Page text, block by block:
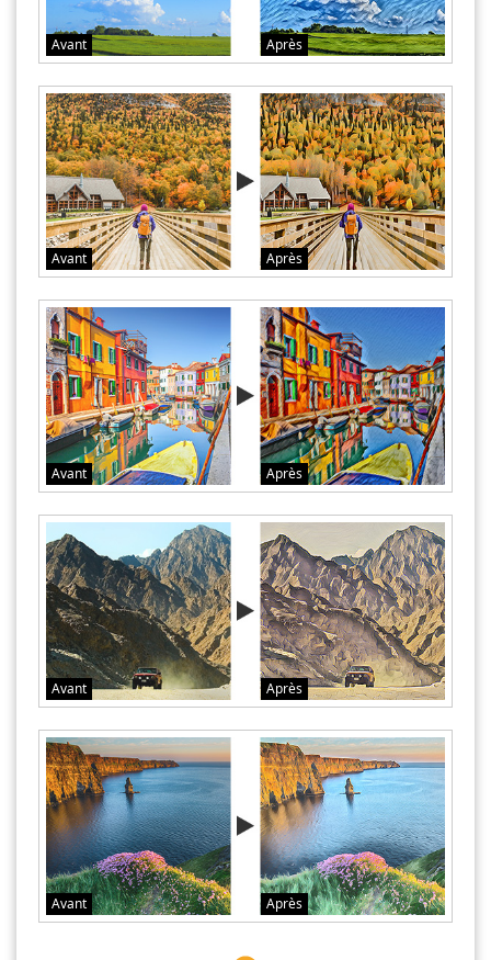
Avant Après
Avant Après
Avant Après
Avant Après
Avant Après